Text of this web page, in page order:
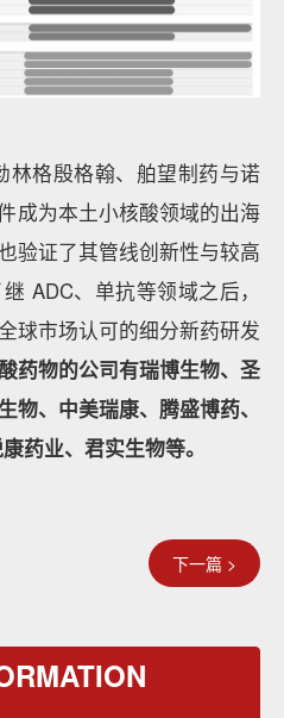
林格殷格翰、舶望制药与诺
成为本土小核酸领域的出海
验证了其管线创新性与较高
ADC、单抗等领域之后，
球市场认可的细分新药研发
药物的公司有瑞博生物、圣
物、中美瑞康、腾盛博药、
药业、君实生物等。
下一篇 >